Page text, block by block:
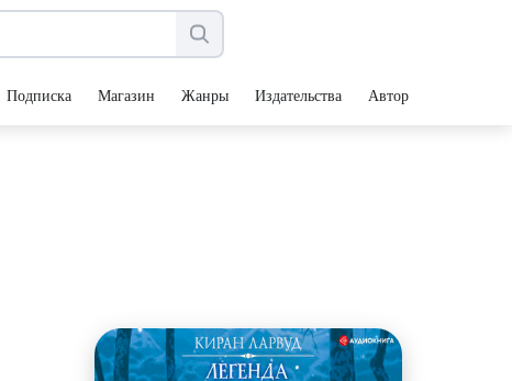
Подписка Магазин Жанры Издательства Авторы